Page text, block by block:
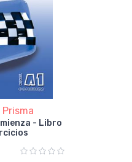
Prisma
- Libro